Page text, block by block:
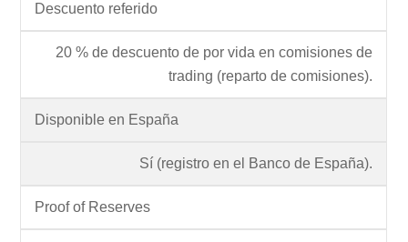
Descuento referido
20 % de descuento de por vida en comisiones de
trading (reparto de comisiones).
Disponible en España
Sí (registro en el Banco de España).
Proof of Reserves